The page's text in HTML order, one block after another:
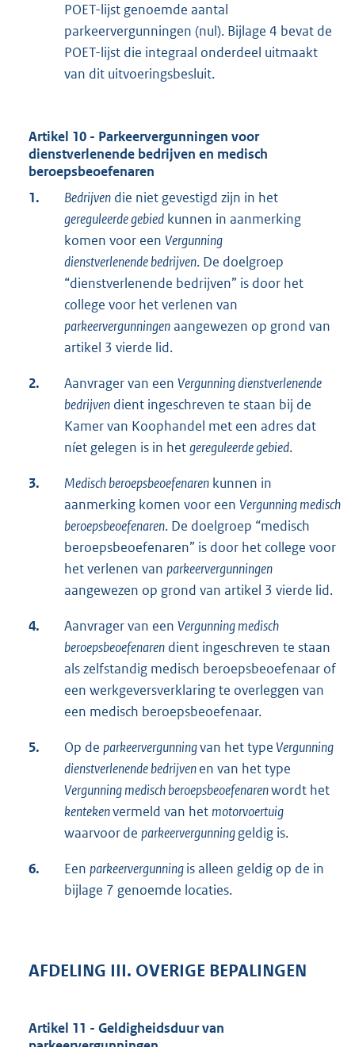
POET-lijst genoemde aantal
parkeervergunningen (nul). Bijlage 4 bevat de
POET-lijst die integraal onderdeel uitmaakt
van dit uitvoeringsbesluit.
Artikel 10 - Parkeervergunningen voor
dienstverlenende bedrijven en medisch
beroepsbeoefenaren
1.
Bedrijven die niet gevestigd zijn in het
gereguleerde gebied kunnen in aanmerking
komen voor een Vergunning
dienstverlenendebedrijven. De doelgroep
“dienstverlenende bedrijven” is door het
college voor het verlenen van
parkeervergunningenaangewezen op grond van
artikel 3 vierde lid.
2. Aanvrager van een Vergunning dienstverlenende
bedrijven dient ingeschreven te staan bij de
Kamer van Koophandel met een adres dat
níet gelegen is in hetgereguleerde gebied.
3. Medisch beroepsbeoefenaren kunnen in
aanmerking komen voor een Vergunning medisch
beroepsbeoefenaren. De doelgroep “medisch
beroepsbeoefenaren” is door het college voor
het verlenen van parkeervergunningen
aangewezen op grond van artikel 3 vierde lid.
4. Aanvrager van een Vergunning medisch
beroepsbeoefenaren dient ingeschreven te staan
als zelfstandig medisch beroepsbeoefenaar of
een werkgeversverklaring te overleggen van
een medisch beroepsbeoefenaar.
5. Op de parkeervergunningvan het typeVergunning
dienstverlenende bedrijvenen van het type
Vergunning medisch beroepsbeoefenarenwordt het
kentekenvermeld van het motorvoertuig
waarvoor de parkeervergunninggeldig is.
6. Een parkeervergunningis alleen geldig op de in
bijlage 7 genoemde locaties.
AFDELING III. OVERIGE BEPALINGEN
Artikel 11 - Geldigheidsduur van